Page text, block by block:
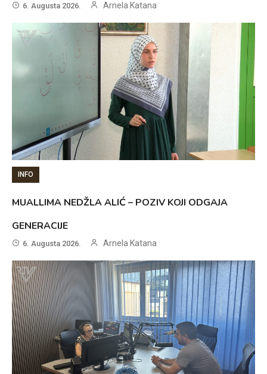
6. Augusta 2026. Arnela Katana
INFO
MUALLIMA NEDŽLA ALIĆ – POZIV KOJI ODGAJA
GENERACIJE
6. Augusta 2026. Arnela Katana